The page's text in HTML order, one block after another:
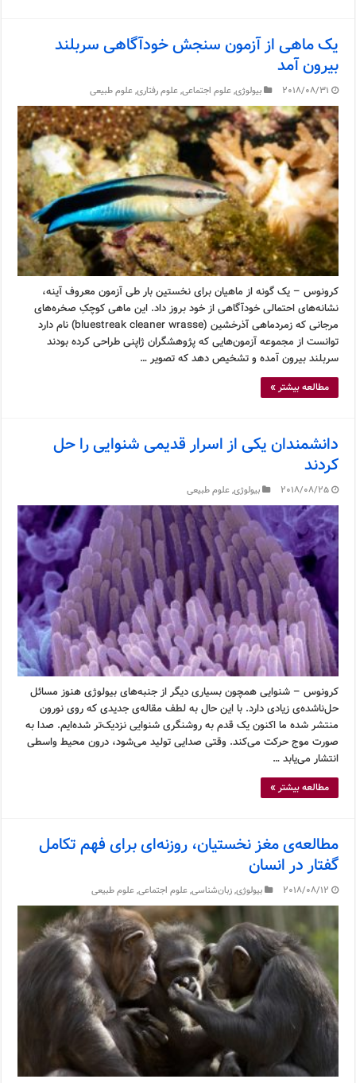
یک ماهی از آزمون سنجش خودآگاهی سربلند
بیرون آمد
2018/08/31 بیولوژی,علوم اجتماعی,علوم رفتاری,علوم طبیعی
کرونوس – یک گونه از ماهیان برای نخستین بار طی آزمون معروف آینه،
نشانه‌های احتمالی خودآگاهی از خود بروز داد. این ماهی کوچکِ صخره‌های
مرجانی که زمردماهی آذرخشین (bluestreak cleaner wrasse) نام دارد
توانست از مجموعه آزمون‌هایی که پژوهشگران ژاپنی طراحی کرده بودند
سربلند بیرون آمده و تشخیص دهد که تصویر …
مطالعه بیشتر »
دانشمندان یکی از اسرار قدیمی شنوایی را حل
کردند
2018/08/25 بیولوژی,علوم طبیعی
کرونوس – شنوایی همچون بسیاری دیگر از جنبه‌های بیولوژی هنوز مسائل
حل‌ناشده‌ی زیادی دارد. با این حال به لطف مقاله‌ی جدیدی که روی نورون
منتشر شده ما اکنون یک قدم به روشنگری شنوایی نزدیک‌تر شده‌ایم. صدا به
صورت موج حرکت می‌کند. وقتی صدایی تولید می‌شود، درون محیط واسطی
انتشار می‌یابد …
مطالعه بیشتر »
مطالعه‌ی مغز نخستیان، روزنه‌ای برای فهم تکامل
گفتار در انسان
2018/08/12 بیولوژی,زبان‌شناسی,علوم اجتماعی,علوم طبیعی